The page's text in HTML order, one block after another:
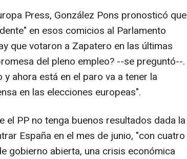
Press, González Pons pronosticó que
en esos comicios al Parlamento
que votaron a Zapatero en las últimas
del pleno empleo? --se preguntó--.
ahora está en el paro va a tener la
en las elecciones europeas".
el PP no tenga buenos resultados dada la
España en el mes de junio, "con cuatro
gobierno abierta, una crisis económica